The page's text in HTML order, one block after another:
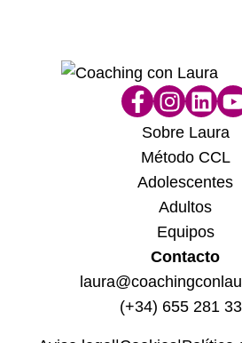
Sobre Laura
Método CCL
Adolescentes
Adultos
Equipos
Contacto
(+34) 655 281